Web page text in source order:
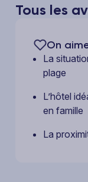
Tous les
On
La
plage
L’hôtel
en famille
La